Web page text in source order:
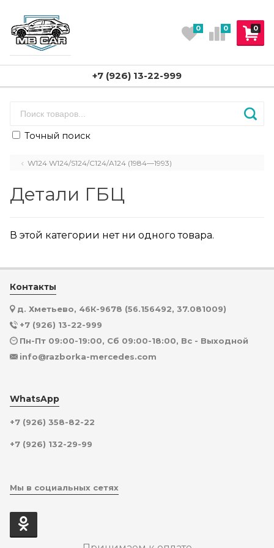
0
0 0
+7 (926) 13-22-999
Точный поиск
W124 W124/S124/C124/A124 (1984—1993)
Детали ГБЦ
В этой категории нет ни одного товара.
Контакты
д. Хметьево, 46К-9678 (56.156492, 37.081009)
+7 (926) 13-22-999
Пн-Пт 09:00-19:00, Сб 09:00-18:00, Вс - Выходной
info@razborka-mercedes.com
WhatsApp
+7 (926) 358-82-22
+7 (926) 132-29-99
Мы в социальных сетях